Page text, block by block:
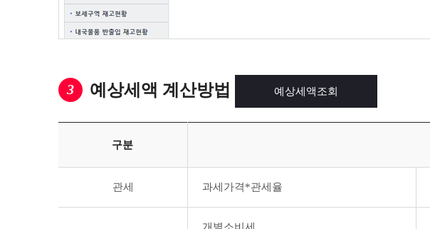
3 예상세액 계산방법 예상세액조회
구분
관세 과세가격*관세율